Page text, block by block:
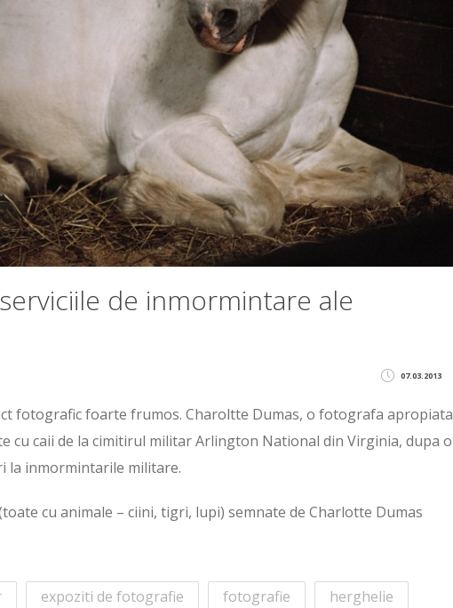
de inmormintare ale
07.03.2013
fotografic foarte frumos. Charoltte Dumas, o fotografa apropiata
cu caii de la cimitirul militar Arlington National din Virginia, dupa o
la inmormintarile militare.
cu animale – ciini, tigri, lupi) semnate de Charlotte Dumas
expoziti de fotografie fotografie herghelie